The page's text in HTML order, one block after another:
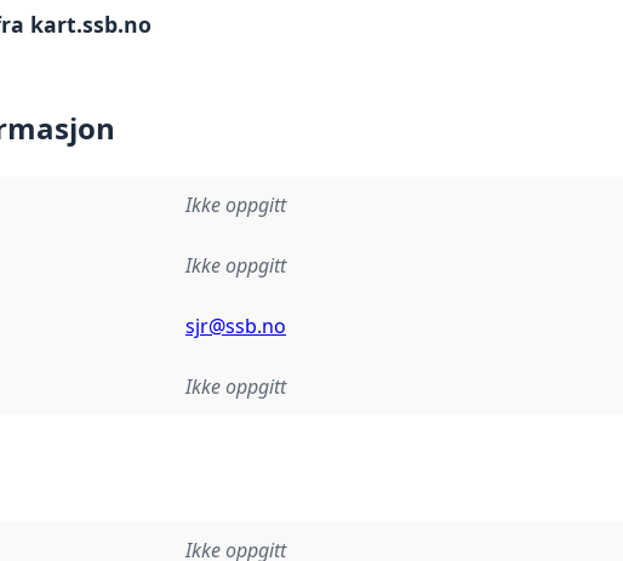
kart.ssb.no
Ikke oppgitt
Ikke oppgitt
sjr@ssb.no
Ikke oppgitt
Ikke oppgitt